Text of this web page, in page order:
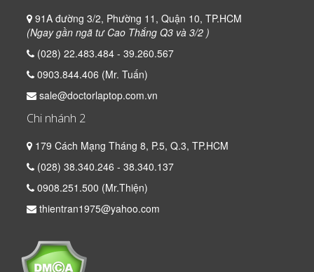
91A đường 3/2, Phường 11, Quận 10, TP.HCM
(Ngay gần ngã tư Cao Thắng Q3 và 3/2 )
(028) 22.483.484 - 39.260.567
0903.844.406 (Mr. Tuấn)
sale@doctorlaptop.com.vn
Chi nhánh 2
179 Cách Mạng Tháng 8, P.5, Q.3, TP.HCM
(028) 38.340.246 - 38.340.137
0908.251.500 (Mr.Thiện)
thientran1975@yahoo.com